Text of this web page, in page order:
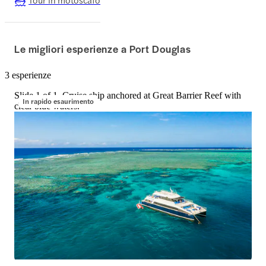
Le migliori esperienze a Port Douglas
3 esperienze
In rapido esaurimento
Slide 1 of 1, Cruise ship anchored at Great Barrier Reef with
clear blue waters.